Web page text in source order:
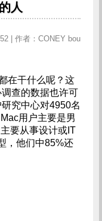
人
| 作者：CONEY bou
在干什么呢？这
查的数据也许可
究中心对4950名
用户主要是男
要从事设计或IT
，他们中85%还